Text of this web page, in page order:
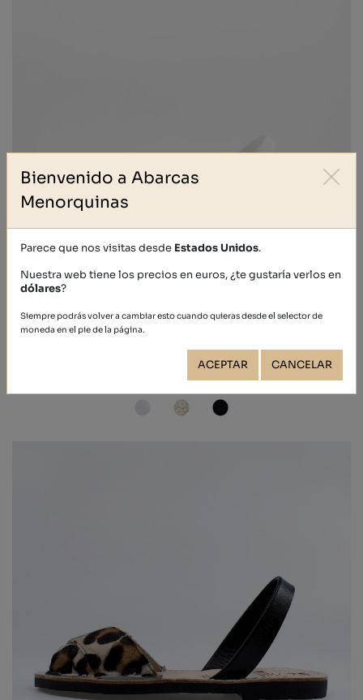
64,90 €
Bienvenido a Abarcas
Menorquinas
Parece que nos visitas desde Estados Unidos.
Nuestra web tiene los precios en euros, ¿te gustaría verlos en
dólares?
Siempre podrás volver a cambiar esto cuando quieras desde el selector de
moneda en el pie de la página.
ACEPTAR CANCELAR